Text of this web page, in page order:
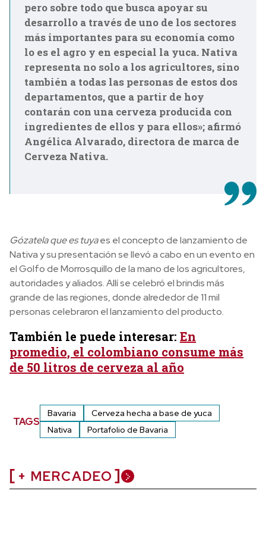
pero sobre todo que busca apoyar su
desarrollo a través de uno de los sectores
más importantes para su economía como
lo es el agro y en especial la yuca. Nativa
representa no solo a los agricultores, sino
también a todas las personas de estos dos
departamentos, que a partir de hoy
contarán con una cerveza producida con
ingredientes de ellos y para ellos»; afirmó
Angélica Alvarado, directora de marca de
Cerveza Nativa.
Gózatela que es tuyaes el concepto de lanzamiento de
Nativa y su presentación se llevó a cabo en un evento en
el Golfo de Morrosquillo de la mano de los agricultores,
autoridades y aliados. Allí se celebró el brindis más
grande de las regiones, donde alrededor de 11 mil
personas celebraron el lanzamiento del producto.
También le puede interesar: En
promedio, el colombiano consume más
de 50 litros de cerveza al año
TAGS
Bavaria
Cerveza hecha a base de yuca
Nativa
Portafolio de Bavaria
+ MERCADEO